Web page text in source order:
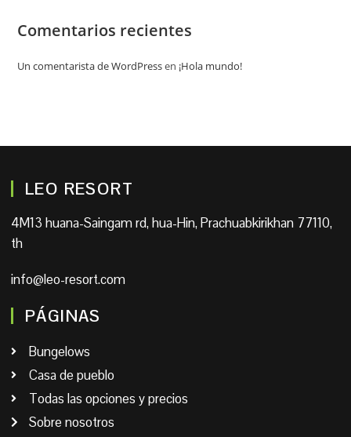
Comentarios recientes
Un comentarista de WordPressen ¡Hola mundo!
LEO RESORT
4M13 huana-Saingam rd, hua-Hin, Prachuabkirikhan 77110,
th
info@leo-resort.com
PÁGINAS
Bungelows
Casa de pueblo
Todas las opciones y precios
Sobre nosotros